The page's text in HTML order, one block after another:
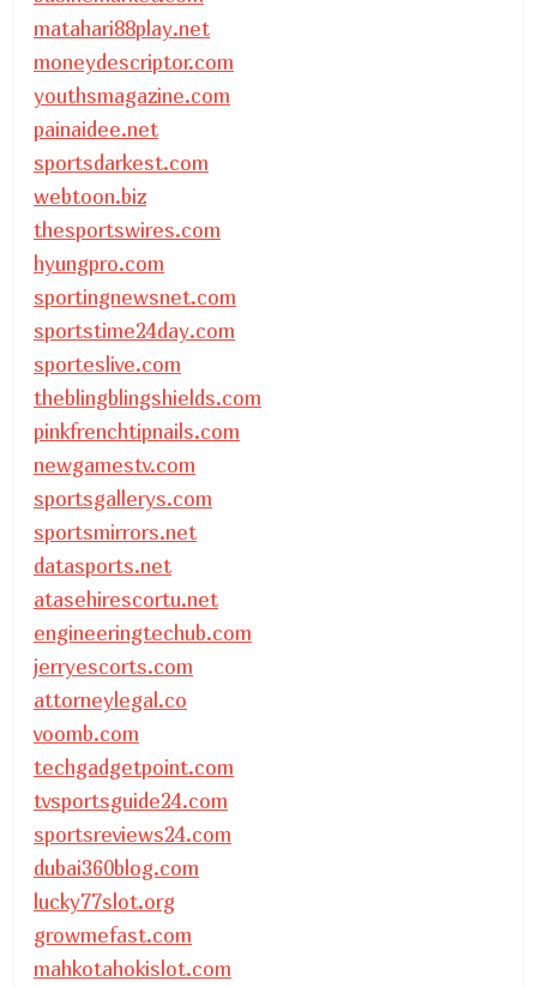
matahari88play.net
moneydescriptor.com
youthsmagazine.com
painaidee.net
sportsdarkest.com
webtoon.biz
thesportswires.com
hyungpro.com
sportingnewsnet.com
sportstime24day.com
sporteslive.com
theblingblingshields.com
pinkfrenchtipnails.com
newgamestv.com
sportsgallerys.com
sportsmirrors.net
datasports.net
atasehirescortu.net
engineeringtechub.com
jerryescorts.com
attorneylegal.co
voomb.com
techgadgetpoint.com
tvsportsguide24.com
sportsreviews24.com
dubai360blog.com
lucky77slot.org
growmefast.com
mahkotahokislot.com